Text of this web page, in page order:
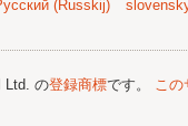
(Russkij)
Ltd. の登録商標です。 この